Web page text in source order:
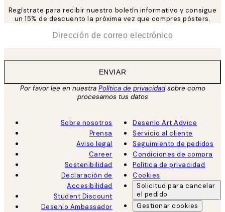
Regístrate para recibir nuestro boletín informativo y consigue
un 15% de descuento la próxima vez que compres pósters.
ENVIAR
Por favor lee en nuestra Política de privacidadsobre como
procesamos tus datos
Sobre nosotros
Prensa
Aviso legal
Career
Sostenibilidad
Declaración de
Accesibilidad
Student Discount
Desenio Ambassador
Desenio Art Advice
Servicio al cliente
Seguimiento de pedidos
Condiciones de compra
Política de privacidad
Cookies
Solicitud para cancelar
el pedido
Gestionar cookies